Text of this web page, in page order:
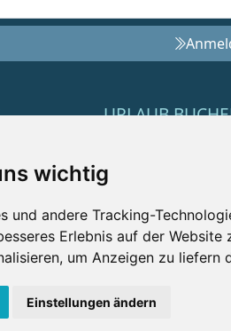
wichtig
und andere Tracking-
Erlebnis auf der Website
, um Anzeigen zu liefern
Einstellungen ändern
URLAUB
Beauty
Familie